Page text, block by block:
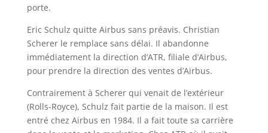
porte.
Eric Schulz quitte Airbus sans préavis. Christian
Scherer le remplace sans délai. Il abandonne
immédiatement la direction d’ATR, filiale d’Airbus,
pour prendre la direction des ventes d’Airbus.
Contrairement à Scherer qui venait de l’extérieur
(Rolls-Royce), Schulz fait partie de la maison. Il est
entré chez Airbus en 1984. Il a fait toute sa carrière